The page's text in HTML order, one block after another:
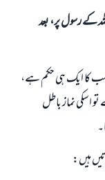
کے رسول پر، بعد
سب کا ایک ہی حکم ہے،
اسکی نماز باطل
ہیں: